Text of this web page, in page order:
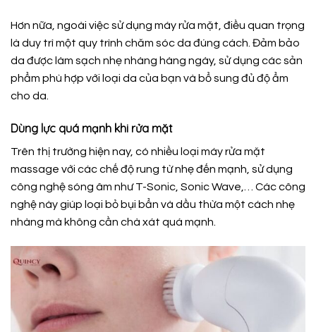
Hơn nữa, ngoài việc sử dụng máy rửa mặt, điều quan trọng
là duy trì một quy trình chăm sóc da đúng cách. Đảm bảo
da được làm sạch nhẹ nhàng hàng ngày, sử dụng các sản
phẩm phù hợp với loại da của bạn và bổ sung đủ độ ẩm
cho da.
Dùng lực quá mạnh khi rửa mặt
Trên thị trường hiện nay, có nhiều loại máy rửa mặt
massage với các chế độ rung từ nhẹ đến mạnh, sử dụng
công nghệ sóng âm như T-Sonic, Sonic Wave,… Các công
nghệ này giúp loại bỏ bụi bẩn và dầu thừa một cách nhẹ
nhàng mà không cần chà xát quá mạnh.